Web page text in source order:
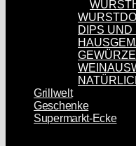
DIPS UND
GEWÜRZE
Grillwelt
Geschenke
Supermarkt-Ecke